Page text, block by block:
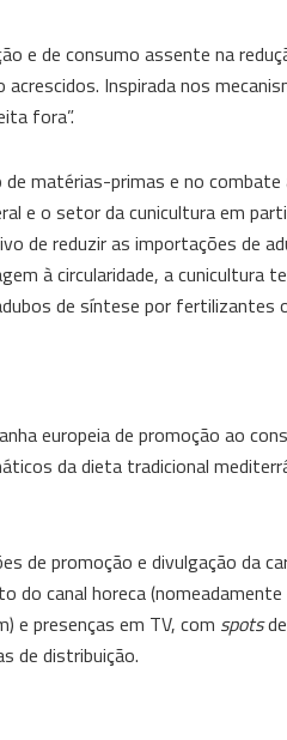
e de consumo assente na
Inspirada nos
fora”.
matérias-primas e no
e o setor da cunicultura em
de reduzir as importações de
à circularidade, a
de síntese por fertilizantes
europeia de promoção ao
da dieta tradicional
de promoção e divulgação da
do canal horeca
e presenças em TV, com spots
de distribuição.